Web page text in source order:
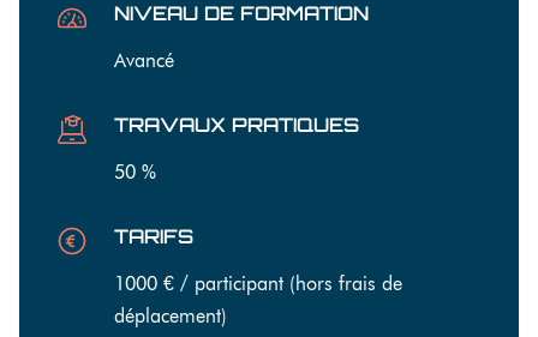
NIVEAU DE FORMATION
Avancé
TRAVAUX PRATIQUES
50 %
TARIFS
1000 € / participant (hors frais de
déplacement)